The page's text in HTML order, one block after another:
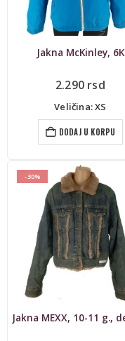
Jakna McKinley, 6K
2.290 rsd
Veličina: XS
DODAJ U KORPU
-30%